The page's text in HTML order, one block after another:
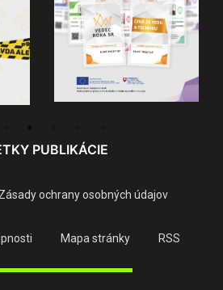
PUBLIKÁCIE
Zásady ochrany osobných údajov
Mapa stránky RSS